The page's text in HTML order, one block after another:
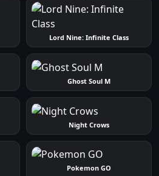
Lord Nine: Infinite Class
Ghost Soul M
Night Crows
Pokemon GO